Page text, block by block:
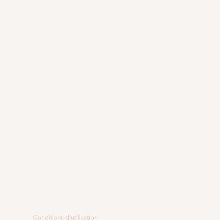
Conditions d'utilisation